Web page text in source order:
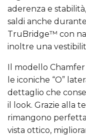
aderenza e
saldi anche
TruBridge™ con
inoltre una
Il modello
le iconiche “O”
dettaglio che
il look. Grazie alla
rimangono
vista ottico,